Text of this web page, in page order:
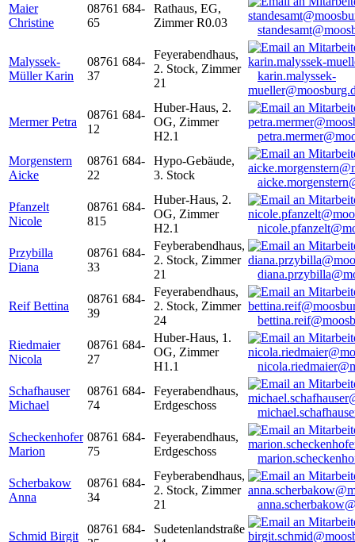
Maier
Christine
08761 684-
65
Rathaus, EG,
Zimmer R0.03
Malyssek-
Müller Karin
08761 684-
37
Feyerabendhaus,
2. Stock, Zimmer
21
karin.malyssek-
Mermer Petra
08761 684-
12
Huber-Haus, 2.
OG, Zimmer
H2.1
Morgenstern
Aicke
08761 684-
22
Hypo-Gebäude,
3. Stock
Pfanzelt
Nicole
08761 684-
815
Huber-Haus, 2.
OG, Zimmer
H2.1
Przybilla
Diana
08761 684-
33
Feyberabendhaus,
2. Stock, Zimmer
21
Reif Bettina
08761 684-
39
Feyerabendhaus,
2. Stock, Zimmer
24
Riedmaier
Nicola
08761 684-
27
Huber-Haus, 1.
OG, Zimmer
H1.1
Schafhauser
Michael
08761 684-
74
Feyerabendhaus,
Erdgeschoss
Scheckenhofer
Marion
08761 684-
75
Feyerabendhaus,
Erdgeschoss
Scherbakow
Anna
08761 684-
34
Feyberabendhaus,
2. Stock, Zimmer
21
Schmid Birgit
08761 684-
Sudetenlandstraße